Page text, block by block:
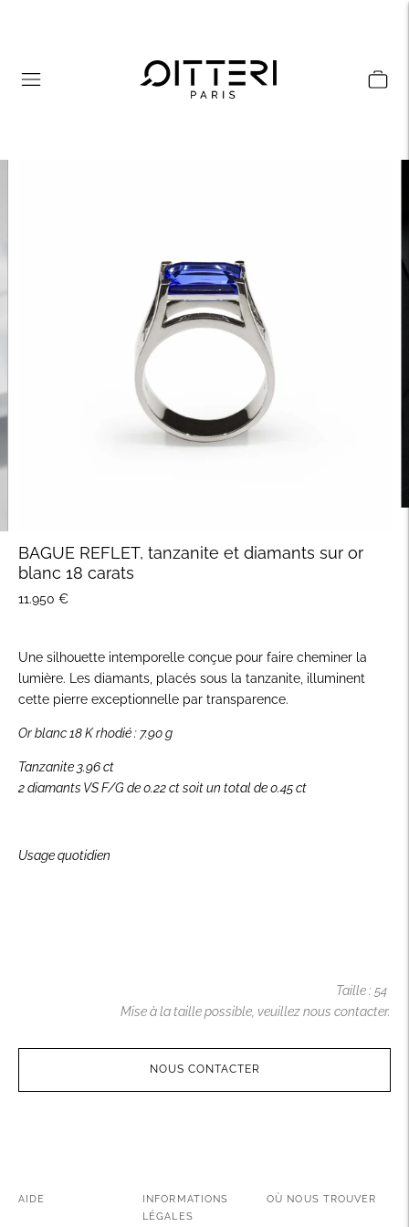
BAGUE REFLET, tanzanite et diamants sur or
blanc 18 carats
11.950 €
Une silhouette intemporelle conçue pour faire cheminer la
lumière. Les diamants, placés sous la tanzanite, illuminent
cette pierre exceptionnelle par transparence.
Or blanc 18 K rhodié : 7.90 g
Tanzanite 3.96 ct
2 diamants VS F/G de 0.22 ct soit un total de 0.45 ct
Usage quotidien
Taille : 54
Mise à la taille possible, veuillez nous contacter.
NOUS CONTACTER
AIDE
INFORMATIONS
LÉGALES
OÙ NOUS TROUVER